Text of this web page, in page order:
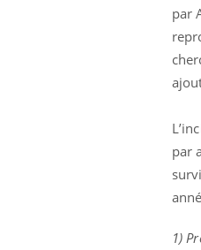
par
par
1)